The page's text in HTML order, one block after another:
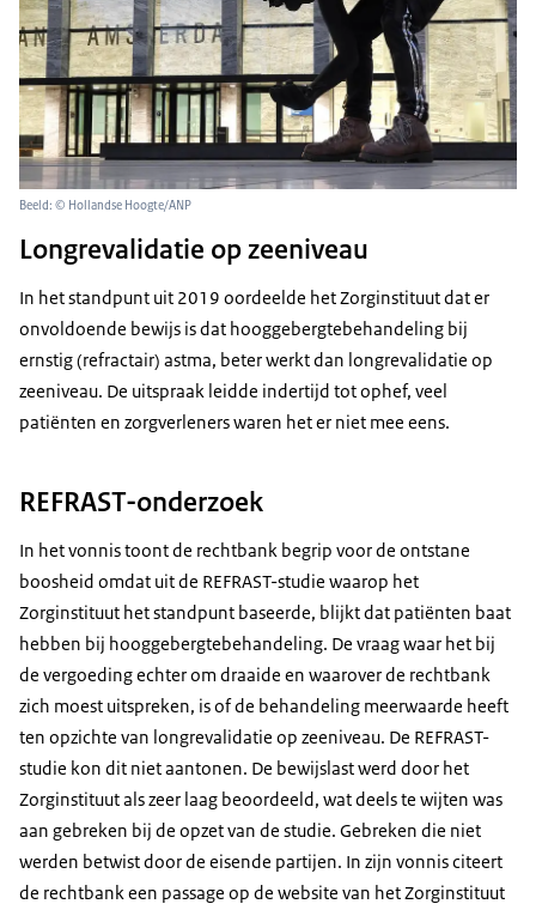
Beeld: © Hollandse Hoogte/ANP
Longrevalidatie op zeeniveau
In het standpunt uit 2019 oordeelde het Zorginstituut dat er
onvoldoende bewijs is dat hooggebergtebehandeling bij
ernstig (refractair) astma, beter werkt dan longrevalidatie op
zeeniveau. De uitspraak leidde indertijd tot ophef, veel
patiënten en zorgverleners waren het er niet mee eens.
REFRAST-onderzoek
In het vonnis toont de rechtbank begrip voor de ontstane
boosheid omdat uit de REFRAST-studie waarop het
Zorginstituut het standpunt baseerde, blijkt dat patiënten baat
hebben bij hooggebergtebehandeling. De vraag waar het bij
de vergoeding echter om draaide en waarover de rechtbank
zich moest uitspreken, is of de behandeling meerwaarde heeft
ten opzichte van longrevalidatie op zeeniveau. De REFRAST-
studie kon dit niet aantonen. De bewijslast werd door het
Zorginstituut als zeer laag beoordeeld, wat deels te wijten was
aan gebreken bij de opzet van de studie. Gebreken die niet
werden betwist door de eisende partijen. In zijn vonnis citeert
de rechtbank een passage op de website van het Zorginstituut